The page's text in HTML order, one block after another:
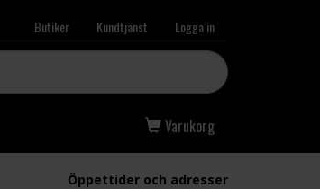
Butiker Kundtjänst Logga in
Varukorg
Öppettider och adresser